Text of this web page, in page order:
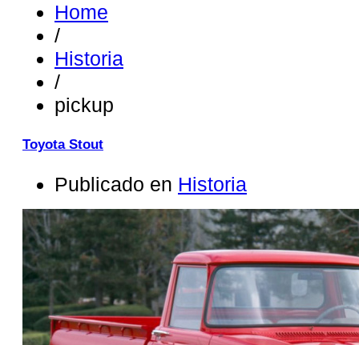
Home
/
Historia
/
pickup
Toyota Stout
Publicado en Historia